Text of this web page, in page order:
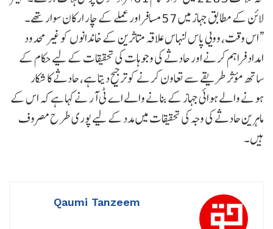
لائن کے مطابق جہاز میں 57 مسافر اور عملے کے چار ارکان سوار تھے۔
“اس وقت، وویی پاس لنہاس علاقہ متاثرین کے خاندانوں کو غیر محدود
امداد فراہم کرنے اور حادثے کی وجوہات کی تحقیقات کے لیے حکام کے
ساتھ مؤثر طریقے سے تعاون کرنے کو ترجیح دیتا ہے، حادثے کا شکار
ہونے والے ہوائی جہاز کے بنانے والے اے ٹی آر نے کہا ہے کہ اس کے
ماہرین حادثے کی وجہ کی تحقیقات میں مدد کے لیے پوری طرح مصروف
ہیں۔
Qaumi Tanzeem